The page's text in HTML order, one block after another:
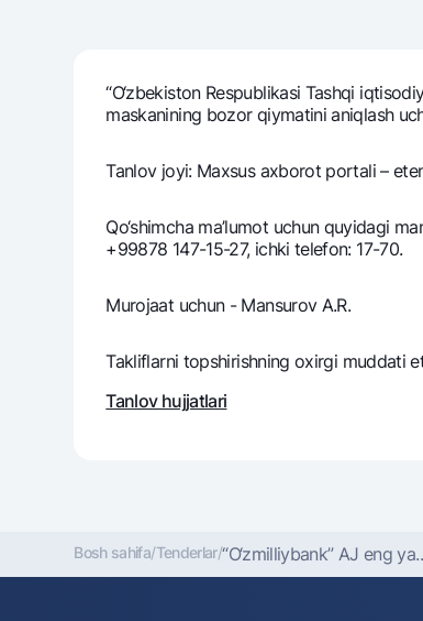
Pul oʻtkazmalari
Tariflar
Sayt bo‘yicha qidiring
Qidirish
Foydali havolalar
“O‘zbekiston Respublikasi Tashqi
maskanining bozor qiymatini aniqlash
Tanlov joyi: Maxsus axborot portali –
Qo‘shimcha ma’lumot uchun quyidagi
+99878 147-15-27, ichki telefon: 17-70.
Murojaat uchun - Mansurov A.R.
Takliflarni topshirishning oxirgi muddati
Tanlov hujjatlari
Bosh sahifa/Tenderlar/“O‘zmilliybank” AJ eng